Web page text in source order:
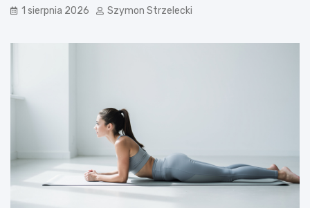
1 sierpnia 2026 Szymon Strzelecki